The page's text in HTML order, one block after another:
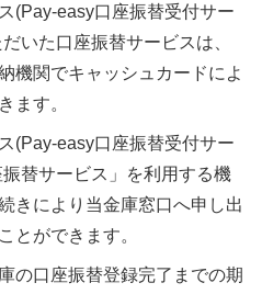
(Pay-easy口座振替受付サー
いた口座振替サービスは、
機関でキャッシュカードによ
ます。
(Pay-easy口座振替受付サー
替サービス」を利用する機
きにより当金庫窓口へ申し出
とができます。
の口座振替登録完了までの期